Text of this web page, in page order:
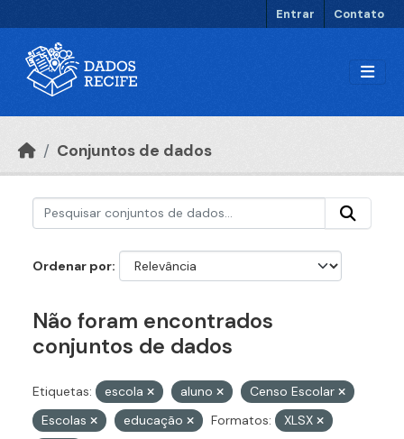
Entrar Contato
Conjuntos de dados
Ordenar por
Não foram encontrados
conjuntos de dados
Etiquetas: escola aluno
Censo Escolar
Escolas
educação Formatos:
XLSX